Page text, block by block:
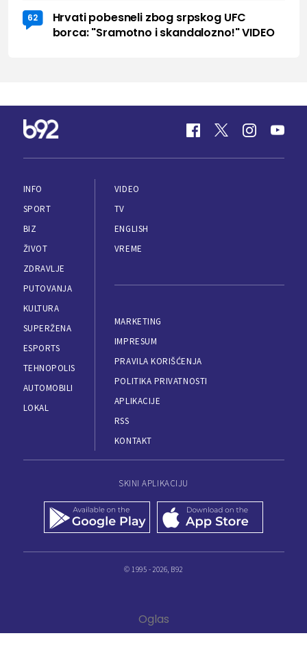
62
Hrvati pobesneli zbog srpskog UFC
borca: "Sramotno i skandalozno!" VIDEO
INFO
SPORT
BIZ
ŽIVOT
ZDRAVLJE
PUTOVANJA
KULTURA
SUPERŽENA
ESPORTS
TEHNOPOLIS
AUTOMOBILI
LOKAL
VIDEO
TV
ENGLISH
VREME
MARKETING
IMPRESUM
PRAVILA KORIŠĆENJA
POLITIKA PRIVATNOSTI
APLIKACIJE
RSS
KONTAKT
SKINI APLIKACIJU
© 1995 - 2026, B92